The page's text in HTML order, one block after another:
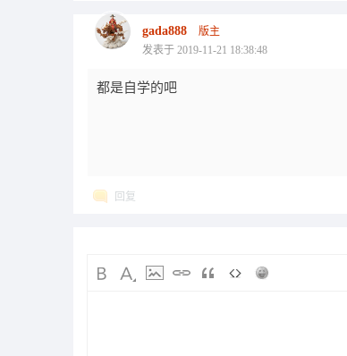
gada888
版主
发表于 2019-11-21 18:38:48
都是自学的吧
回复